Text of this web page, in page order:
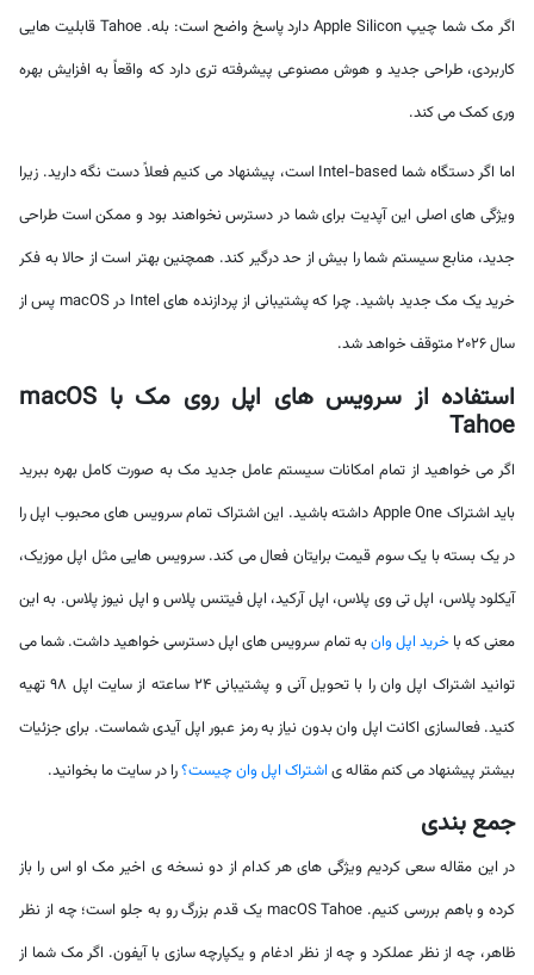
اگر مک شما چیپ Apple Silicon دارد پاسخ واضح است: بله. Tahoe قابلیت هایی
کاربردی، طراحی جدید و هوش مصنوعی پیشرفته تری دارد که واقعاً به افزایش بهره
وری کمک می کند.
اما اگر دستگاه شما Intel-based است، پیشنهاد می کنیم فعلاً دست نگه دارید. زیرا
ویژگی های اصلی این آپدیت برای شما در دسترس نخواهند بود و ممکن است طراحی
جدید، منابع سیستم شما را بیش از حد درگیر کند. همچنین بهتر است از حالا به فکر
خرید یک مک جدید باشید. چرا که پشتیبانی از پردازنده های Intel در macOS پس از
سال 2026 متوقف خواهد شد.
استفاده از سرویس های اپل روی مک با macOS
Tahoe
اگر می خواهید از تمام امکانات سیستم عامل جدید مک به صورت کامل بهره ببرید
باید اشتراک Apple One داشته باشید. این اشتراک تمام سرویس های محبوب اپل را
در یک بسته با یک سوم قیمت برایتان فعال می کند. سرویس هایی مثل اپل موزیک،
آیکلود پلاس، اپل تی وی پلاس، اپل آرکید، اپل فیتنس پلاس و اپل نیوز پلاس. به این
معنی که باخرید اپل وانبه تمام سرویس های اپل دسترسی خواهید داشت. شما می
توانید اشتراک اپل وان را با تحویل آنی و پشتیبانی ۲۴ ساعته از سایت اپل 98 تهیه
کنید. فعالسازی اکانت اپل وان بدون نیاز به رمز عبور اپل آیدی شماست. برای جزئیات
بیشتر پیشنهاد می کنم مقاله ی اشتراک اپل وان چیست؟را در سایت ما بخوانید.
جمع بندی
در این مقاله سعی کردیم ویژگی های هر کدام از دو نسخه ی اخیر مک او اس را باز
کرده و باهم بررسی کنیم. macOS Tahoe یک قدم بزرگ رو به جلو است؛ چه از نظر
ظاهر، چه از نظر عملکرد و چه از نظر ادغام و یکپارچه سازی با آیفون. اگر مک شما از